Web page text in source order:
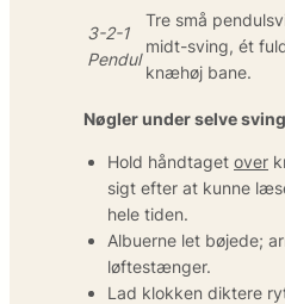
3-2-1
Pendul
Tre små
midt-sving, ét
knæhøj bane.
Nøgler under selve
Hold håndtaget over
sigt efter at kunne
hele tiden.
Albuerne let bøjede;
løftestænger.
Lad klokken diktere